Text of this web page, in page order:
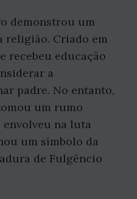
demonstrou um
religião. Criado em
recebeu educação
a
padre. No entanto,
um rumo
na luta
um símbolo da
de Fulgêncio